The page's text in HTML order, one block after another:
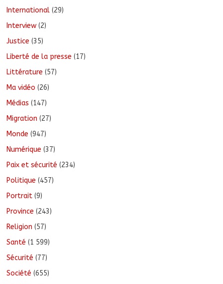
International (29)
Interview (2)
Justice (35)
Liberté de la presse (17)
Littérature (57)
Ma vidéo (26)
Médias (147)
Migration (27)
Monde (947)
Numérique (37)
Paix et sécurité (234)
Politique (457)
Portrait (9)
Province (243)
Religion (57)
Santé (1 599)
Sécurité (77)
Société (655)